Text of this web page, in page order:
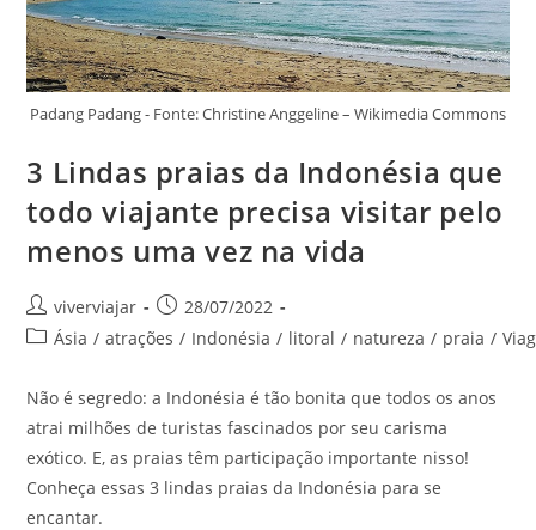
Padang Padang - Fonte: Christine Anggeline – Wikimedia Commons
3 Lindas praias da Indonésia que
todo viajante precisa visitar pelo
menos uma vez na vida
Autor
do
viverviajar
Post
publicado:
28/07/2022
Categoria
post:
Ásia / atrações / Indonésia / litoral / natureza / praia /
Não é segredo: a Indonésia é tão bonita que todos os anos
atrai milhões de turistas fascinados por seu carisma
exótico. E, as praias têm participação importante nisso!
Conheça essas 3 lindas praias da Indonésia para se
encantar.